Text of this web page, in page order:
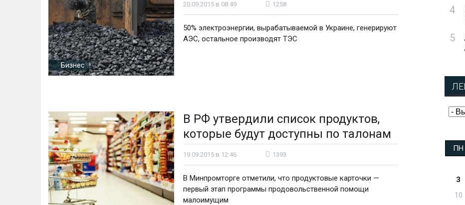
Бизнес
20.09.2015 в 08:49 1258
50% электроэнергии, вырабатываемой в Украине, генерируют
АЭС, остальное производят ТЭС
В РФ утвердили список продуктов,
которые будут доступны по талонам
19.09.2015 в 12:46 1393
В Минпромторге отметили, что продуктовые карточки —
первый этап программы продовольственной помощи
малоимущим
4
5
ПН
3
10